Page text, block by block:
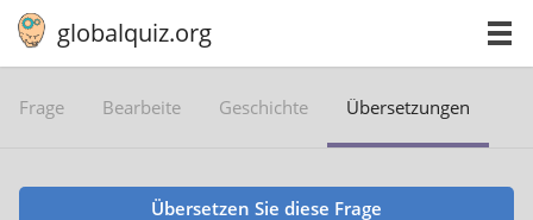
globalquiz.org
Frage Bearbeite Geschichte Übersetzungen
Übersetzen Sie diese Frage